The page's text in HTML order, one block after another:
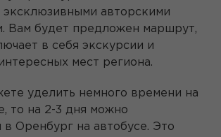
эксклюзивными авторскими
Вам будет предложен маршрут,
в себя экскурсии и
мест региона.
уделить немного времени на
то на 2-3 дня можно
в Оренбург на автобусе. Это